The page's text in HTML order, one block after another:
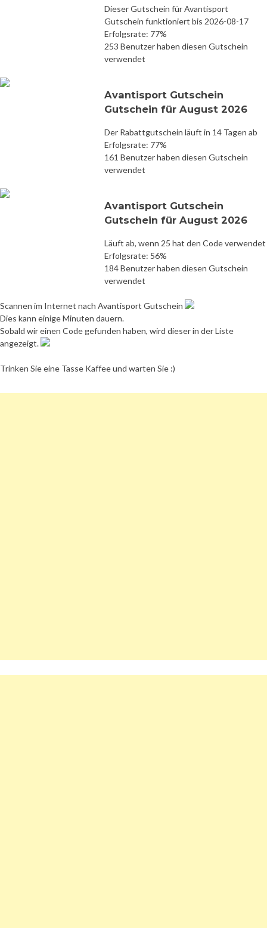
Dieser Gutschein für Avantisport
Gutschein funktioniert bis 2026-08-17
Erfolgsrate: 77%
253 Benutzer haben diesen Gutschein
verwendet
Avantisport Gutschein
Gutschein für August 2026
Der Rabattgutschein läuft in 14 Tagen ab
Erfolgsrate: 77%
161 Benutzer haben diesen Gutschein
verwendet
Avantisport Gutschein
Gutschein für August 2026
Läuft ab, wenn 25 hat den Code verwendet
Erfolgsrate: 56%
184 Benutzer haben diesen Gutschein
verwendet
Scannen im Internet nach Avantisport Gutschein
Dies kann einige Minuten dauern.
Sobald wir einen Code gefunden haben, wird dieser in der Liste
angezeigt.
Trinken Sie eine Tasse Kaffee und warten Sie :)